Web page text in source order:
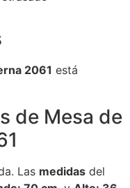
2061 está
de Mesa de
Las medidas del